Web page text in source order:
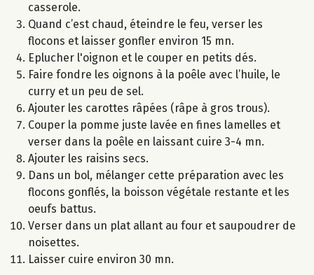
casserole.
Quand c’est chaud, éteindre le feu, verser les
flocons et laisser gonfler environ 15 mn.
Eplucher l'oignon et le couper en petits dés.
Faire fondre les oignons à la poêle avec l’huile, le
curry et un peu de sel.
Ajouter les carottes râpées (râpe à gros trous).
Couper la pomme juste lavée en fines lamelles et
verser dans la poêle en laissant cuire 3-4 mn.
Ajouter les raisins secs.
Dans un bol, mélanger cette préparation avec les
flocons gonflés, la boisson végétale restante et les
oeufs battus.
Verser dans un plat allant au four et saupoudrer de
noisettes.
Laisser cuire environ 30 mn.